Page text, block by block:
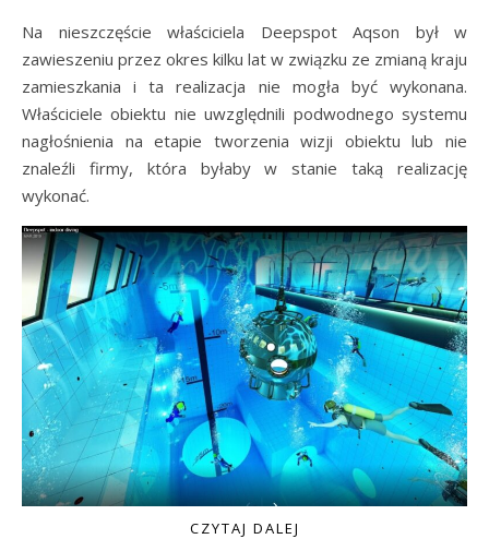
Na nieszczęście właściciela Deepspot Aqson był w
zawieszeniu przez okres kilku lat w związku ze zmianą kraju
zamieszkania i ta realizacja nie mogła być wykonana.
Właściciele obiektu nie uwzględnili podwodnego systemu
nagłośnienia na etapie tworzenia wizji obiektu lub nie
znaleźli firmy, która byłaby w stanie taką realizację
wykonać.
CZYTAJ DALEJ